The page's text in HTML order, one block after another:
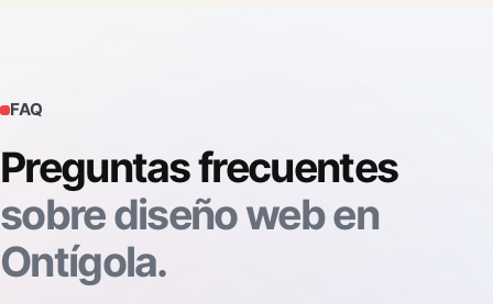
FAQ
Preguntas frecuentes
sobre diseño web en
Ontígola.